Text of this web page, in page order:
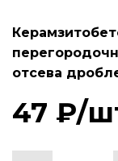
отсева
47 ₽/